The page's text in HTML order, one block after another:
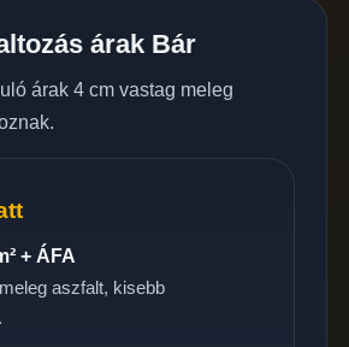
árak Bár
árak 4 cm vastag meleg
+ ÁFA
aszfalt, kisebb